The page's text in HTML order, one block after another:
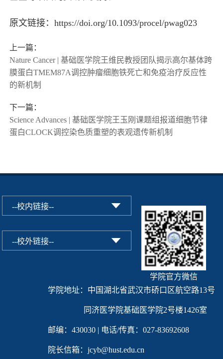
原文链接：https://doi.org/10.1093/procel/pwag023
上一篇：
Nature Cancer | 基础医学院王维民教授团队揭示高尔基体跨
膜蛋白TMEM87A调控肿瘤细胞铁死亡和免疫治疗反应性
的新机制
下一篇：
Science Advances | 基础医学院王玉刚课题组报道细胞节律
蛋白CLOCK调控染色质重塑的表观遗传新机制
学院官方微信
学院地址：中国湖北省武汉市硚口区航空路13号
同济医学院基础医学院2号楼1426室
邮编：430030 | 电话/传真：027-83692608
院长信箱：jcyb@hust.edu.cn